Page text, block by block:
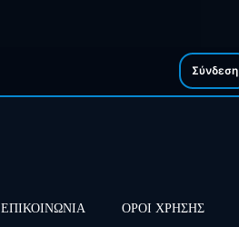
Σύνδεση
ΕΠΙΚΟΙΝΩΝΙΑ ΟΡΟΙ ΧΡΗΣΗΣ